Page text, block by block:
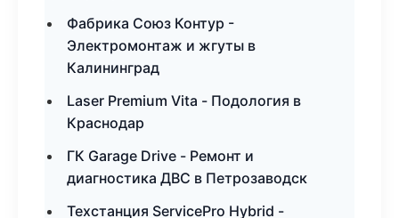
Фабрика Союз Контур -
Электромонтаж и жгуты в
Калининград
Laser Premium Vita - Подология в
Краснодар
ГК Garage Drive - Ремонт и
диагностика ДВС в Петрозаводск
Техстанция ServicePro Hybrid -